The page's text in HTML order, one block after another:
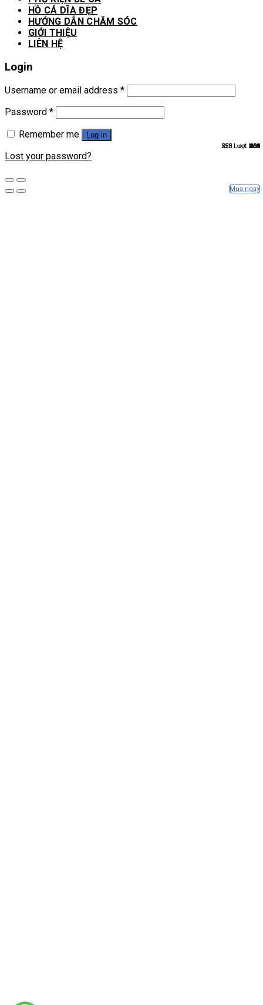
350 Lượt bán
Mua ngay
526 Lượt bán
Mua ngay
886
Mua ngay
250 Lượt bán
Mua ngay
211
Mua ngay
Mua ngay
180
Mua ngay
488
Mua ngay
HỒ CÁ DĨA ĐẸP
HƯỚNG DẪN CHĂM SÓC
GIỚI THIỆU
LIÊN HỆ
Login
Username or email address *
Password *
Remember me
Log in
Lost your password?